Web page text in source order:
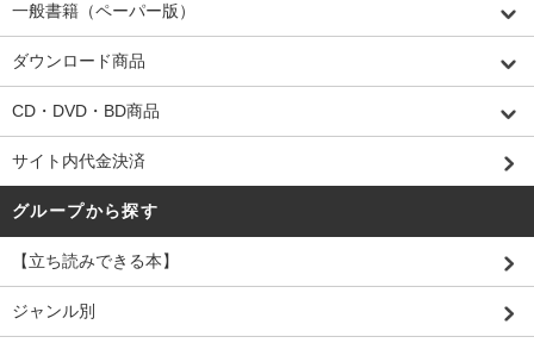
一般書籍（ペーパー版）
ダウンロード商品
CD・DVD・BD商品
サイト内代金決済
グループから探す
【立ち読みできる本】
ジャンル別